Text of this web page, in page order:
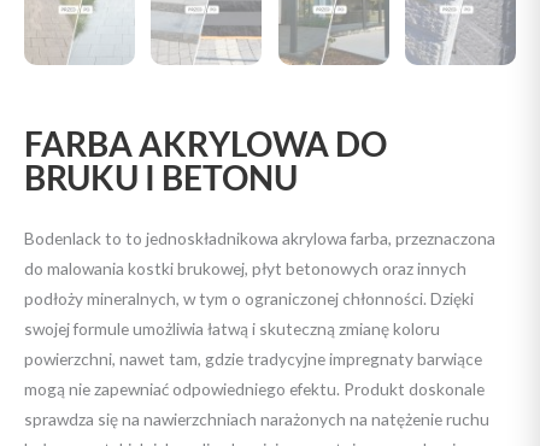
FARBA AKRYLOWA DO
BRUKU I BETONU
Bodenlack to to jednoskładnikowa akrylowa farba, przeznaczona
do malowania kostki brukowej, płyt betonowych oraz innych
podłoży mineralnych, w tym o ograniczonej chłonności. Dzięki
swojej formule umożliwia łatwą i skuteczną zmianę koloru
powierzchni, nawet tam, gdzie tradycyjne impregnaty barwiące
mogą nie zapewniać odpowiedniego efektu. Produkt doskonale
sprawdza się na nawierzchniach narażonych na natężenie ruchu